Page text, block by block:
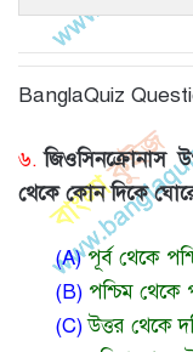
BanglaQuiz
৬. জিওসিনক্রোনাস
থেকে কোন দিকে
(A)পূর্ব থেকে
(B) পশ্চিম থেকে
(C)উত্তর থেকে